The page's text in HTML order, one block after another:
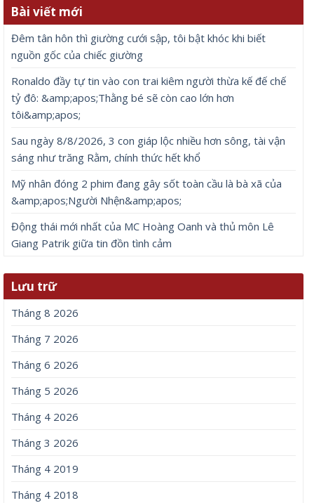
Bài viết mới
Đêm tân hôn thì giường cưới sập, tôi bật khóc khi biết
nguồn gốc của chiếc giường
Ronaldo đầy tự tin vào con trai kiêm người thừa kế đế chế
tỷ đô: &amp;apos;Thằng bé sẽ còn cao lớn hơn
tôi&amp;apos;
Sau ngày 8/8/2026, 3 con giáp lộc nhiều hơn sông, tài vận
sáng như trăng Rằm, chính thức hết khổ
Mỹ nhân đóng 2 phim đang gây sốt toàn cầu là bà xã của
&amp;apos;Người Nhện&amp;apos;
Động thái mới nhất của MC Hoàng Oanh và thủ môn Lê
Giang Patrik giữa tin đồn tình cảm
Lưu trữ
Tháng 8 2026
Tháng 7 2026
Tháng 6 2026
Tháng 5 2026
Tháng 4 2026
Tháng 3 2026
Tháng 4 2019
Tháng 4 2018